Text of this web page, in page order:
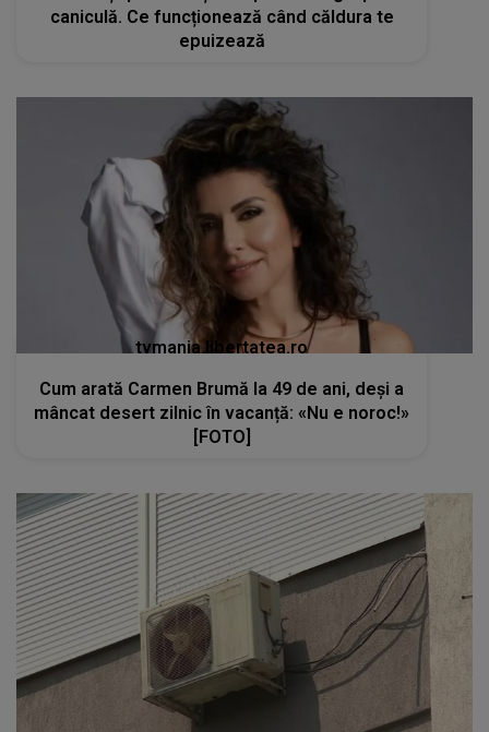
caniculă. Ce funcționează când căldura te
epuizează
tvmania.libertatea.ro
Cum arată Carmen Brumă la 49 de ani, deși a
mâncat desert zilnic în vacanță: «Nu e noroc!»
[FOTO]